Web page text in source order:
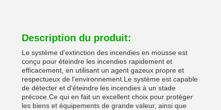
Description du produit:
Le système d'extinction des incendies en mousse est
conçu pour éteindre les incendies rapidement et
efficacement, en utilisant un agent gazeux propre et
respectueux de l'environnement.Le système est capable
de détecter et d'éteindre les incendies à un stade
précoce.Ce qui en fait un excellent choix pour protéger
les biens et équipements de grande valeur, ainsi que